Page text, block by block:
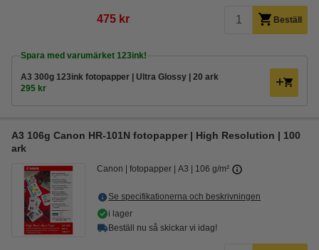
475 kr Beställ
Spara med varumärket 123ink!
A3 300g 123ink fotopapper | Ultra Glossy | 20 ark
295 kr
A3 106g Canon HR-101N fotopapper | High Resolution | 100
ark
Canon fotopapper A3 106 g/m²
Se specifikationerna och beskrivningen
i lager
Beställ nu så skickar vi idag!